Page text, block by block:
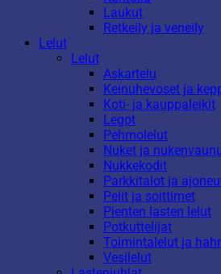
Laukut
Retkeily ja veneily
Lelut
Lelut
Askartelu
Keinuhevoset ja
Koti- ja kauppaleikit
Legot
Pehmolelut
Nuket ja
Nukkekodit
Parkkitalot ja
Pelit ja soittimet
Pienten lasten lelut
Potkuttelijat
Toimintalelut ja
Vesilelut